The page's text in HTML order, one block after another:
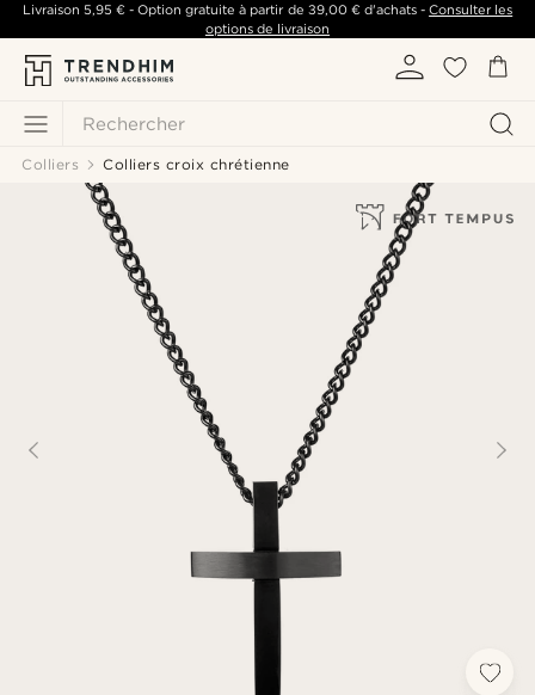
Rechercher
Livraison 5,95 €- Option gratuite à partir de 39,00 €d'achats -Consulter les
options de livraison
Colliers Colliers croix chrétienne